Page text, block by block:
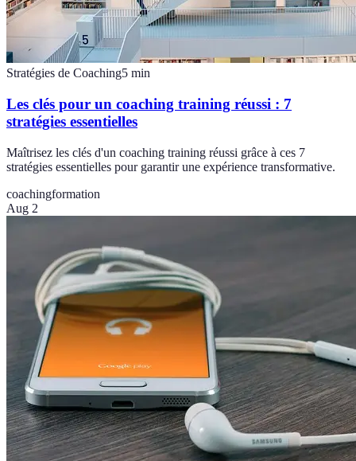
Stratégies de Coaching5 min
Les clés pour un coaching training réussi : 7
stratégies essentielles
Maîtrisez les clés d'un coaching training réussi grâce à ces 7
stratégies essentielles pour garantir une expérience transformative.
coachingformation
Aug 2